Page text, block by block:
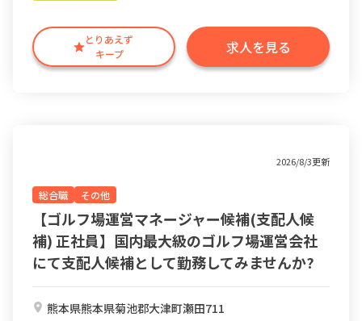
とりあえず
キープ
求人を見る
2026/8/3更新
総合職 その他
【ゴルフ場運営マネージャー候補(支配人候
補) 正社員】国内最大級のゴルフ場運営会社
にて支配人候補として勤務してみませんか?
熊本県熊本県菊池郡大津町瀬田711